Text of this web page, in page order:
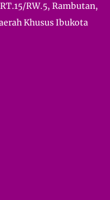
RW.5, Rambutan,
Khusus Ibukota